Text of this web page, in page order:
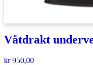
Våtdrakt
kr950,00